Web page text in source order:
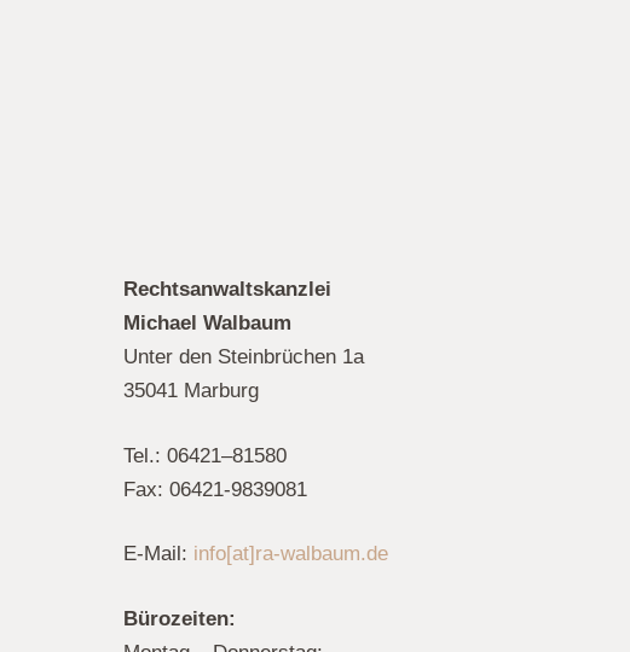
Rechtsanwaltskanzlei
Michael Walbaum
Unter den Steinbrüchen 1a
35041 Marburg
Tel.: 06421–81580
Fax: 06421-9839081
E-Mail: info[at]ra-walbaum.de
Bürozeiten: